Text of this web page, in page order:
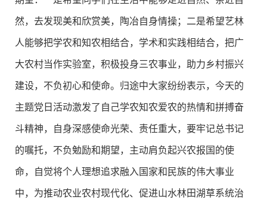
然，去发现美和欣赏美，陶冶自身情操；二是希望艺林
人能够把学农和知农相结合，学术和实践相结合，把广
大农村当作实验室，积极投身三农事业，助力乡村振兴
建设，不负初心和使命。归途中大家纷纷表示，今天的
主题党日活动激发了自己学农知农爱农的热情和拼搏奋
斗精神，自身深感使命光荣、责任重大，要牢记总书记
的嘱托，不负勉励和期望，主动肩负起兴农报国的使
命，自觉将个人理想追求融入国家和民族的伟大事业
中，为推动农业农村现代化、促进山水林田湖草系统治